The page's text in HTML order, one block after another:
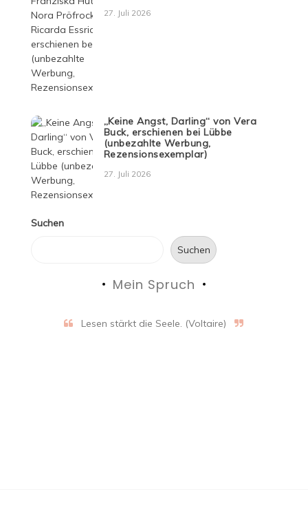
27. Juli 2026
„Keine Angst, Darling“ von Vera
Buck, erschienen bei Lübbe
(unbezahlte Werbung,
Rezensionsexemplar)
27. Juli 2026
Suchen
Suchen
Mein Spruch
Lesen stärkt die Seele. (Voltaire)